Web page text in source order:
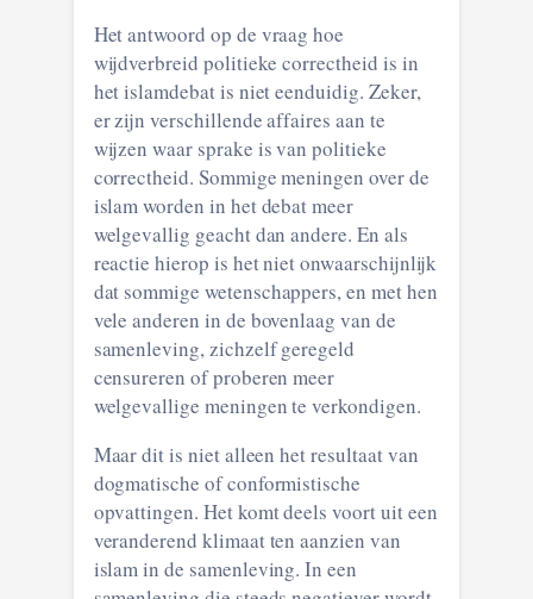
Het antwoord op de vraag hoe
wijdverbreid politieke correctheid is in
het islamdebat is niet eenduidig. Zeker,
er zijn verschillende affaires aan te
wijzen waar sprake is van politieke
correctheid. Sommige meningen over de
islam worden in het debat meer
welgevallig geacht dan andere. En als
reactie hierop is het niet onwaarschijnlijk
dat sommige wetenschappers, en met hen
vele anderen in de bovenlaag van de
samenleving, zichzelf geregeld
censureren of proberen meer
welgevallige meningen te verkondigen.
Maar dit is niet alleen het resultaat van
dogmatische of conformistische
opvattingen. Het komt deels voort uit een
veranderend klimaat ten aanzien van
islam in de samenleving. In een